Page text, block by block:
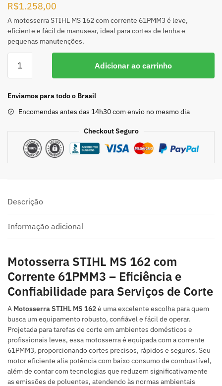
R$1.258,00
A motosserra STIHL MS 162 com corrente 61PMM3 é leve,
eficiente e fácil de manusear, ideal para cortes de lenha e
pequenas manutenções.
Adicionar ao carrinho
Enviamos para todo o Brasil
Encomendas antes das 14h30 com envio no mesmo dia
Checkout Seguro
Descrição
Informação adicional
Motosserra STIHL MS 162 com
Corrente 61PMM3 – Eficiência e
Confiabilidade para Serviços de Corte
A Motosserra STIHL MS 162é uma excelente escolha para quem
busca um equipamento robusto, confiável e fácil de operar.
Projetada para tarefas de corte em ambientes domésticos e
profissionais leves, essa motosserra é equipada com a corrente
61PMM3, proporcionando cortes precisos, rápidos e seguros. Seu
motor eficiente alia potência com baixo consumo de combustível,
além de contar com tecnologias que reduzem significativamente
as emissões de poluentes, atendendo às normas ambientais